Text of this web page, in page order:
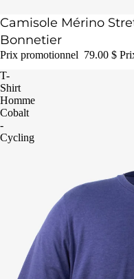
Épuisé
Camisole Mérino
Bonnetier
Prix promotionnel 79.00 $
T-
Shirt
Homme
Cobalt
-
Cycling